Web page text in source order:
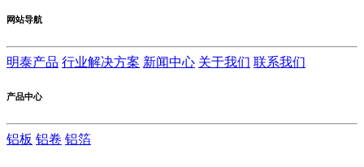
网站导航
明泰产品 行业解决方案 新闻中心 关于我们 联系我们
产品中心
铝板 铝卷 铝箔